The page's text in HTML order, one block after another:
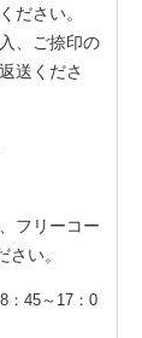
ださい。
、ご捺印の
送くださ
フリーコー
い。
：45～17：0